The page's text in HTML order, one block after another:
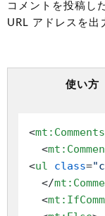
コメントを投稿し
URL アドレスを出
使い方
<mt:Comments
<
<ul class=
</
<